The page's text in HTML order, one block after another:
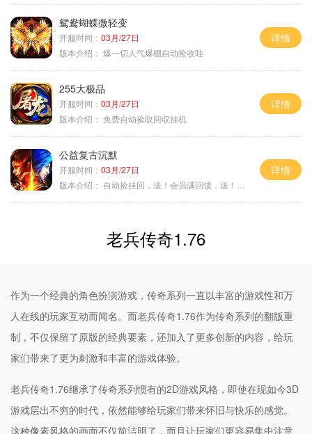
鸳鸯蝴蝶微轻变
开服时间： 03月/27日
版本介绍： 爆一切人气爆棚自动捡收哇
详情
255大极品
开服时间： 03月/27日
版本介绍： 免费自动捡取回収挂机
详情
公益复古沉默
开服时间： 03月/27日
版本介绍： 自动捡挂回，送！会员满回馈，送！5天拿沙长
详情
老兵传奇1.76
作为一个经典的角色扮演游戏，传奇系列一直以丰富的游戏性和万
人在线的玩家互动而闻名。而老兵传奇1.76作为传奇系列的翻版重
制，不仅保留了原版的经典要素，还加入了更多创新的内容，给玩
家们带来了更为刺激和丰富的游戏体验。
老兵传奇1.76继承了传奇系列惯有的2D游戏风格，即使在现如今3D
游戏层出不穷的时代，依然能够给玩家们带来怀旧与快乐的感觉。
这种像素风格的画面不仅简洁明了，而且让玩家们更容易集中注意